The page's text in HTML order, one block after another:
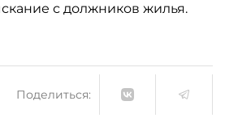
с должников жилья.
Поделиться: